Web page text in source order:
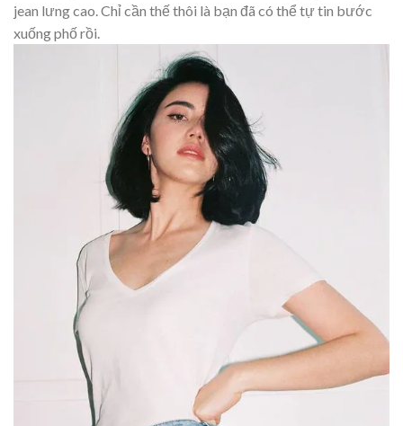
jean lưng cao. Chỉ cần thế thôi là bạn đã có thể tự tin bước
xuống phố rồi.